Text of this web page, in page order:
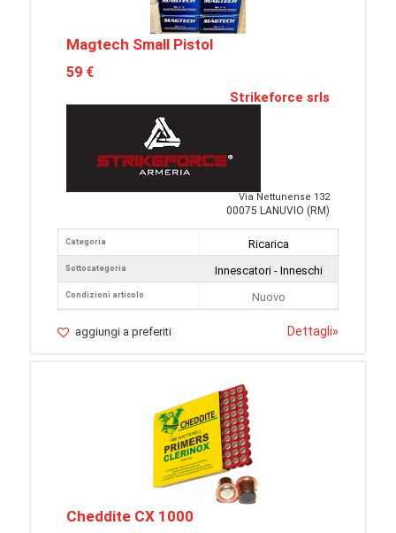
Magtech Small Pistol
59 €
Strikeforce srls
Via Nettunense 132
00075 LANUVIO (RM)
Categoria
Sottocategoria
Condizioni articolo
Ricarica
Innescatori - Inneschi
Nuovo
aggiungi a preferiti Dettagli»
Cheddite CX 1000